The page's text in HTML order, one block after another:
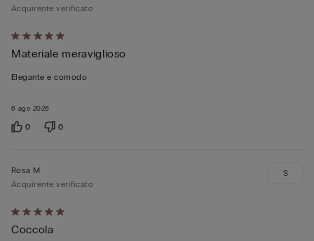
Valutato
5
su
6 ago 2026
Acquirente verificato
Materiale meraviglioso
Elegante e comodo
0 0
Valutato
5
Rosa M
Acquirente verificato
Coccola
S